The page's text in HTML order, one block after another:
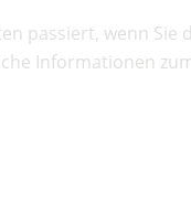
passiert, wenn Sie
Informationen